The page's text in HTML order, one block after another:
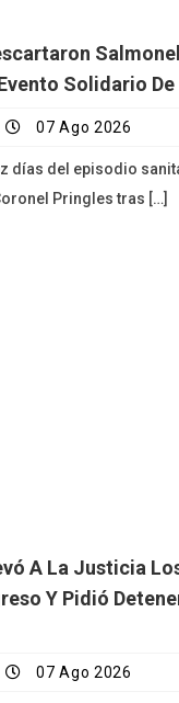
Solidario
07 Ago 2026
días del episodio
Pringles tras […]
A La Justicia
Y Pidió
07 Ago 2026